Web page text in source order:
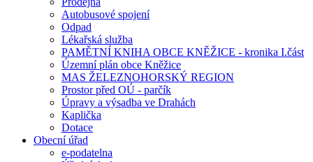
Autobusové spojení
Odpad
Lékařská služba
PAMĚTNÍ KNIHA OBCE KNĚŽICE - kronika I.část
Územní plán obce Kněžice
MAS ŽELEZNOHORSKÝ REGION
Prostor před OÚ - parčík
Úpravy a výsadba ve Drahách
Kaplička
Dotace
Obecní úřad
e-podatelna